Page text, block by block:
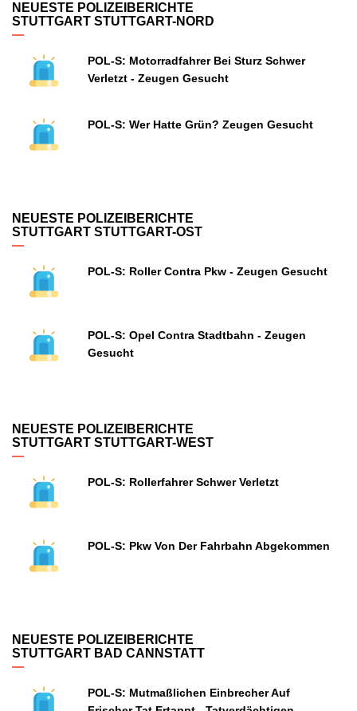
NEUESTE POLIZEIBERICHTE
STUTTGART STUTTGART-NORD
POL-S: Motorradfahrer Bei Sturz Schwer
Verletzt - Zeugen Gesucht
POL-S: Wer Hatte Grün? Zeugen Gesucht
NEUESTE POLIZEIBERICHTE
STUTTGART STUTTGART-OST
POL-S: Roller Contra Pkw - Zeugen Gesucht
POL-S: Opel Contra Stadtbahn - Zeugen
Gesucht
NEUESTE POLIZEIBERICHTE
STUTTGART STUTTGART-WEST
POL-S: Rollerfahrer Schwer Verletzt
POL-S: Pkw Von Der Fahrbahn Abgekommen
NEUESTE POLIZEIBERICHTE
STUTTGART BAD CANNSTATT
POL-S: Mutmaßlichen Einbrecher Auf